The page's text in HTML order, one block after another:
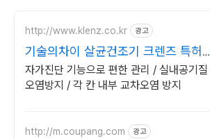
http://www.klenz.co.kr 광고
기술의차이 살균건조기 크렌즈 특허기
술 직접생산 100%
자가진단 기능으로 편한 관리 / 실내공기질
오염방지 / 각 칸 내부 교차오염 방지
http://m.coupang.com 광고